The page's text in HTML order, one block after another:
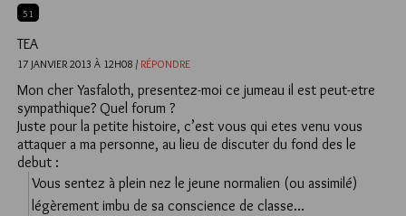
51
TEA
17 JANVIER 2013 À 12H08 / RÉPONDRE
Mon cher Yasfaloth, presentez-moi ce jumeau il est peut-etre
sympathique? Quel forum ?
Juste pour la petite histoire, c’est vous qui etes venu vous
attaquer a ma personne, au lieu de discuter du fond des le
debut :
Vous sentez à plein nez le jeune normalien (ou assimilé)
légèrement imbu de sa conscience de classe…